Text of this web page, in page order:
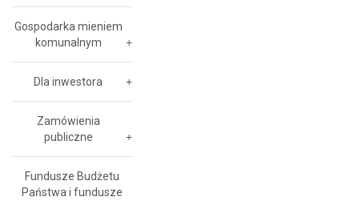
Gospodarka mieniem
komunalnym
Dla inwestora
Zamówienia
publiczne
Fundusze Budżetu
Państwa i fundusze